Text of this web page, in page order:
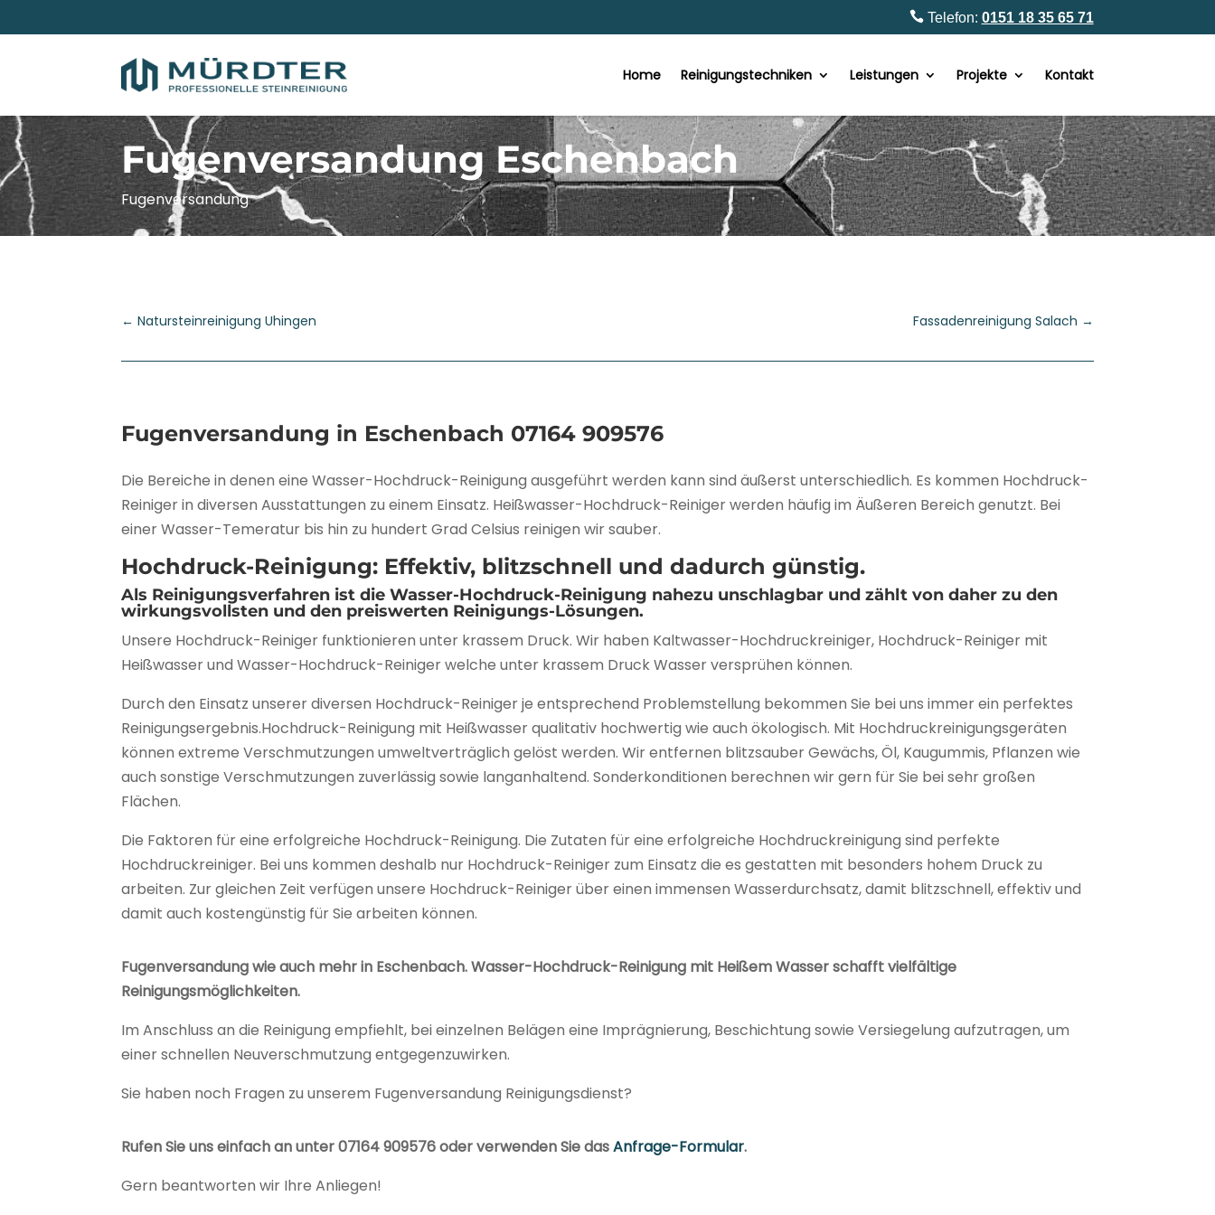
Telefon: 0151 18 35 65 71
Home Reinigungstechniken Leistungen Projekte Kontakt
Fugenversandung Eschenbach
Fugenversandung
←Natursteinreinigung Uhingen Fassadenreinigung Salach →
Fugenversandung in Eschenbach 07164 909576
Die Bereiche in denen eine Wasser-Hochdruck-Reinigung ausgeführt werden kann sind äußerst unterschiedlich. Es kommen Hochdruck-
Reiniger in diversen Ausstattungen zu einem Einsatz. Heißwasser-Hochdruck-Reiniger werden häufig im Äußeren Bereich genutzt. Bei
einer Wasser-Temeratur bis hin zu hundert Grad Celsius reinigen wir sauber.
Hochdruck-Reinigung: Effektiv, blitzschnell und dadurch günstig.
Als Reinigungsverfahren ist die Wasser-Hochdruck-Reinigung nahezu unschlagbar und zählt von daher zu den
wirkungsvollsten und den preiswerten Reinigungs-Lösungen.
Unsere Hochdruck-Reiniger funktionieren unter krassem Druck. Wir haben Kaltwasser-Hochdruckreiniger, Hochdruck-Reiniger mit
Heißwasser und Wasser-Hochdruck-Reiniger welche unter krassem Druck Wasser versprühen können.
Durch den Einsatz unserer diversen Hochdruck-Reiniger je entsprechend Problemstellung bekommen Sie bei uns immer ein perfektes
Reinigungsergebnis.Hochdruck-Reinigung mit Heißwasser qualitativ hochwertig wie auch ökologisch. Mit Hochdruckreinigungsgeräten
können extreme Verschmutzungen umweltverträglich gelöst werden. Wir entfernen blitzsauber Gewächs, Öl, Kaugummis, Pflanzen wie
auch sonstige Verschmutzungen zuverlässig sowie langanhaltend. Sonderkonditionen berechnen wir gern für Sie bei sehr großen
Flächen.
Die Faktoren für eine erfolgreiche Hochdruck-Reinigung. Die Zutaten für eine erfolgreiche Hochdruckreinigung sind perfekte
Hochdruckreiniger. Bei uns kommen deshalb nur Hochdruck-Reiniger zum Einsatz die es gestatten mit besonders hohem Druck zu
arbeiten. Zur gleichen Zeit verfügen unsere Hochdruck-Reiniger über einen immensen Wasserdurchsatz, damit blitzschnell, effektiv und
damit auch kostengünstig für Sie arbeiten können.
Fugenversandung wie auch mehr in Eschenbach. Wasser-Hochdruck-Reinigung mit Heißem Wasser schafft vielfältige
Reinigungsmöglichkeiten.
Im Anschluss an die Reinigung empfiehlt, bei einzelnen Belägen eine Imprägnierung, Beschichtung sowie Versiegelung aufzutragen, um
einer schnellen Neuverschmutzung entgegenzuwirken.
Sie haben noch Fragen zu unserem Fugenversandung Reinigungsdienst?
Rufen Sie uns einfach an unter 07164 909576 oder verwenden Sie dasAnfrage-Formular.
Gern beantworten wir Ihre Anliegen!